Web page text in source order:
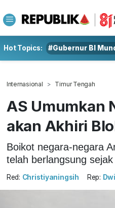
Hot Topics: #Gubernur BI
Internasional Timur Tengah
AS Umumkan
akan Akhiri
Boikot negara-negara
telah berlangsung
Red: Christiyaningsih Rep: